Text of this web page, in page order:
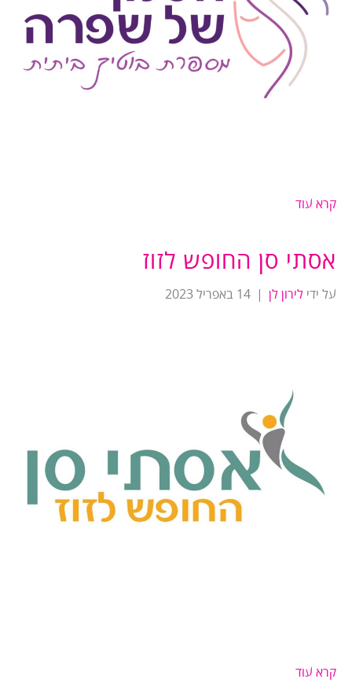
קרא עוד
אסתי סן החופש לזוז
על ידי לירון לן 14 באפריל 2023
קרא עוד